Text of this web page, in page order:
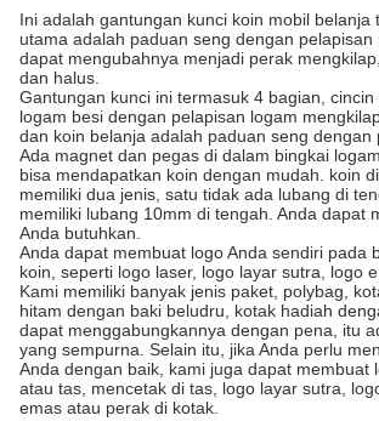
Ini adalah gantungan kunci koin mobil belanja
utama adalah paduan seng dengan pelapisan
dapat mengubahnya menjadi perak
dan halus.
Gantungan kunci ini termasuk 4 bagian,
logam besi dengan pelapisan logam
dan koin belanja adalah paduan seng dengan
Ada magnet dan pegas di dalam bingkai
bisa mendapatkan koin dengan mudah. koin
memiliki dua jenis, satu tidak ada lubang di
memiliki lubang 10mm di tengah. Anda dapat
Anda butuhkan.
Anda dapat membuat logo Anda sendiri pada
koin, seperti logo laser, logo layar sutra, logo
Kami memiliki banyak jenis paket, polybag,
hitam dengan baki beludru, kotak hadiah
dapat menggabungkannya dengan pena, itu
yang sempurna. Selain itu, jika Anda perlu
Anda dengan baik, kami juga dapat membuat
atau tas, mencetak di tas, logo layar sutra,
emas atau perak di kotak.